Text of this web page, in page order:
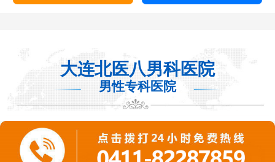
大连北医八男科医院
男性专科医院